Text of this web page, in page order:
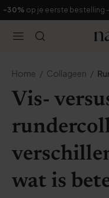
-30% op je eerste bestelling
Home Collageen
Vis-
wat is